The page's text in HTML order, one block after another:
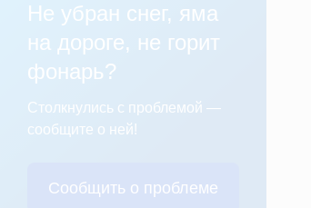
Не убран снег, яма
на дороге, не горит
фонарь?
Столкнулись с проблемой —
сообщите о ней!
Сообщить о проблеме